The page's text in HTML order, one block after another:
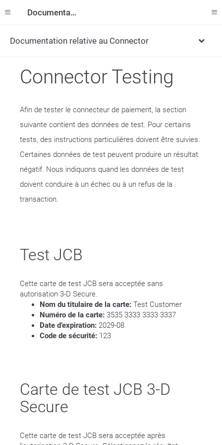
Documentation
Documentation relative au Connector
Connector Testing
Afin de tester le connecteur de paiement, la section
suivante contient des données de test. Pour certains
tests, des instructions particulières doivent être suivies.
Certaines données de test peuvent produire un résultat
négatif. Nous indiquons quand les données de test
doivent conduire à un échec ou à un refus de la
transaction.
Test JCB
Cette carte de test JCB sera acceptée sans
autorisation 3-D Secure.
Nom du titulaire de la carte: Test Customer
Numéro de la carte: 3535 3333 3333 3337
Date d’expiration: 2029-08
Code de sécurité: 123
Carte de test JCB 3-D
Secure
Cette carte de test JCB sera acceptée après